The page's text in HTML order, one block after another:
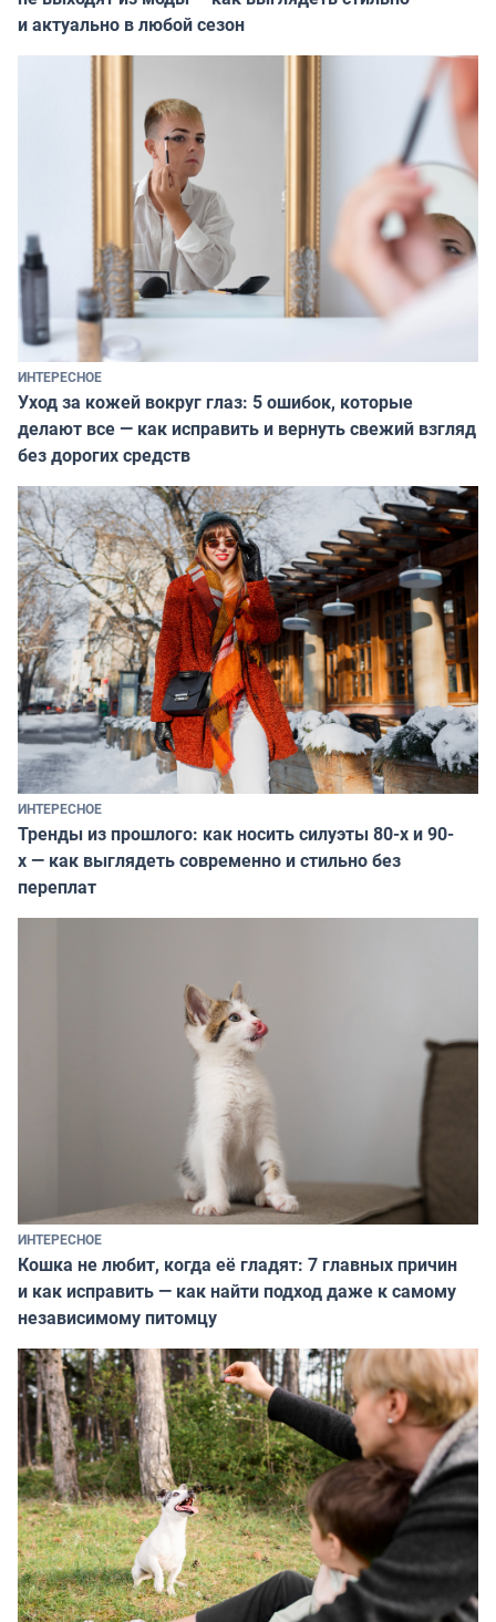
и актуально в любой сезон
ИНТЕРЕСНОЕ
Уход за кожей вокруг глаз: 5 ошибок, которые
делают все — как исправить и вернуть свежий взгляд
без дорогих средств
ИНТЕРЕСНОЕ
Тренды из прошлого: как носить силуэты 80-х и 90-
х — как выглядеть современно и стильно без
переплат
ИНТЕРЕСНОЕ
Кошка не любит, когда её гладят: 7 главных причин
и как исправить — как найти подход даже к самому
независимому питомцу